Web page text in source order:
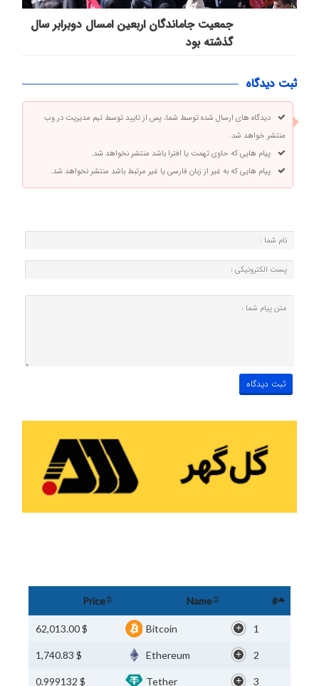
جمعیت جاماندگان اربعین امسال دوبرابر سال
گذشته بود
ثبت دیدگاه
دیدگاه های ارسال شده توسط شما، پس از تایید توسط تیم مدیریت در وب
منتشر خواهد شد.
پیام هایی که حاوی تهمت یا افترا باشد منتشر نخواهد شد.
پیام هایی که به غیر از زبان فارسی یا غیر مرتبط باشد منتشر نخواهد شد.
#
Name
Price
1
Bitcoin
$ 62,013.00
2
Ethereum
$ 1,740.83
3
Tether
$ 0.999132